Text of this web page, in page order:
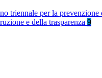
triennale per la prevenzione
e della trasparenza 9